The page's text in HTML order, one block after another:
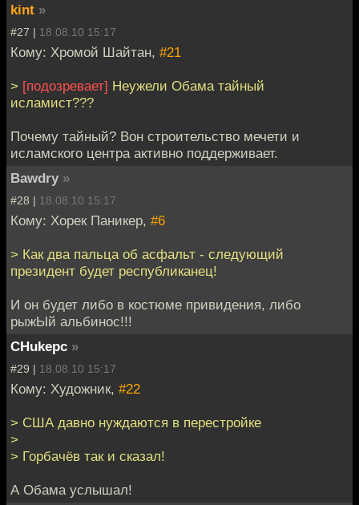
kint »
#27 | 18.08.10 15:17
Кому: Хромой Шайтан, #21
> [подозревает] Неужели Обама тайный
исламист???
Почему тайный? Вон строительство мечети и
исламского центра активно поддерживает.
Bawdry »
#28 | 18.08.10 15:17
Кому: Хорек Паникер, #6
> Как два пальца об асфальт - следующий
президент будет республиканец!
И он будет либо в костюме привидения, либо
рыжЫй альбинос!!!
CHukepc »
#29 | 18.08.10 15:17
Кому: Художник, #22
> США давно нуждаются в перестройке
>
> Горбачёв так и сказал!
А Обама услышал!